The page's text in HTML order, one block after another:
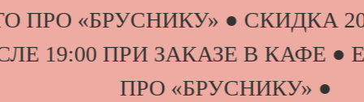
ПРО «БРУСНИКУ» ● СКИДКА
19:00 ПРИ ЗАКАЗЕ В КАФЕ
ПРО «БРУСНИКУ» ●